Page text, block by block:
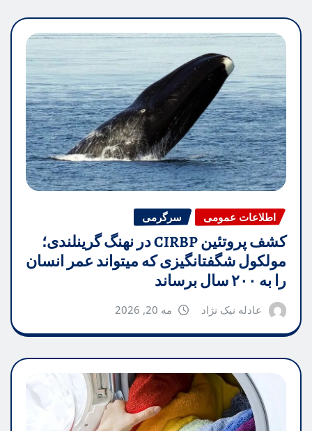
اطلاعات عمومی سرگرمی
کشف پروتئین CIRBP در نهنگ گرینلندی؛
مولکول شگفتانگیزی که میتواند عمر انسان
را به ۲۰۰ سال برساند
عادله نیک نژاد مه 20, 2026